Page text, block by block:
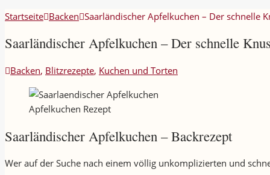
Startseite Backen Saarländischer Apfelkuchen – Der schnelle
Saarländischer Apfelkuchen – Der schnelle
Backen, Blitzrezepte, Kuchen und Torten
Apfelkuchen Rezept
Saarländischer Apfelkuchen – Backrezept
Wer auf der Suche nach einem völlig unkomplizierten und